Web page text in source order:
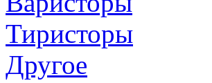
Тиристоры
Другое